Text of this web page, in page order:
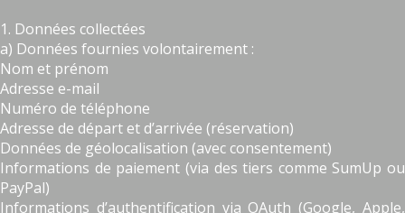
1. Données collectées
a) Données fournies volontairement :
Nom et prénom
Adresse e-mail
Numéro de téléphone
Adresse de départ et d’arrivée (réservation)
Données de géolocalisation (avec consentement)
Informations de paiement (via des tiers comme SumUp ou
PayPal)
Informations d’authentification via OAuth (Google, Apple,